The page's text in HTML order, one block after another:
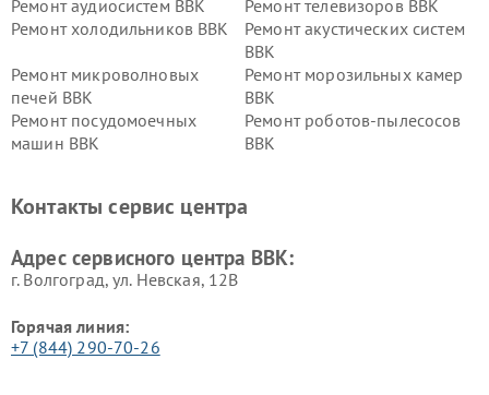
Ремонт аудиосистем BBK
Ремонт телевизоров BBK
Ремонт холодильников BBK
Ремонт акустических систем
BBK
Ремонт микроволновых
печей BBK
Ремонт морозильных камер
BBK
Ремонт посудомоечных
машин BBK
Ремонт роботов-пылесосов
BBK
Ремонт винных шкафов BBK
Контакты сервис центра
Адрес сервисного центра BBK:
г. Волгоград, ул. Невская, 12В
Горячая линия:
+7 (844) 290-70-26